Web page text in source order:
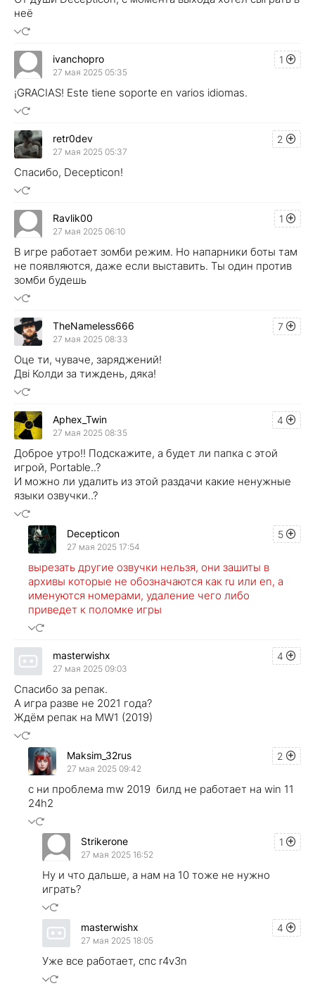
неё
1
ivanchopro
27 мая 2025 05:35
¡GRACIAS! Este tiene soporte en varios idiomas.
2
retr0dev
27 мая 2025 05:37
Спасибо, Decepticon!
1
Ravlik00
27 мая 2025 06:10
В игре работает зомби режим. Но напарники боты там
не появляются, даже если выставить. Ты один против
зомби будешь
7
TheNameless666
27 мая 2025 08:33
Оце ти, чуваче, заряджений!
Дві Колди за тиждень, дяка!
4
Aphex_Twin
27 мая 2025 08:35
Доброе утро!! Подскажите, а будет ли папка с этой
игрой, Portable..?
И можно ли удалить из этой раздачи какие ненужные
языки озвучки..?
5
Decepticon
27 мая 2025 17:54
вырезать другие озвучки нельзя, они зашиты в
архивы которые не обозначаются как ru или en, а
именуются номерами, удаление чего либо
приведет к поломке игры
4
masterwishx
27 мая 2025 09:03
Спасибо за репак.
А игра разве не 2021 года?
Ждём репак на MW1 (2019)
2
Maksim_32rus
27 мая 2025 09:42
с ни проблема mw 2019 билд не работает на win 11
24h2
1
Strikerone
27 мая 2025 16:52
Ну и что дальше, а нам на 10 тоже не нужно
играть?
4
masterwishx
27 мая 2025 18:05
Уже все работает, спс r4v3n